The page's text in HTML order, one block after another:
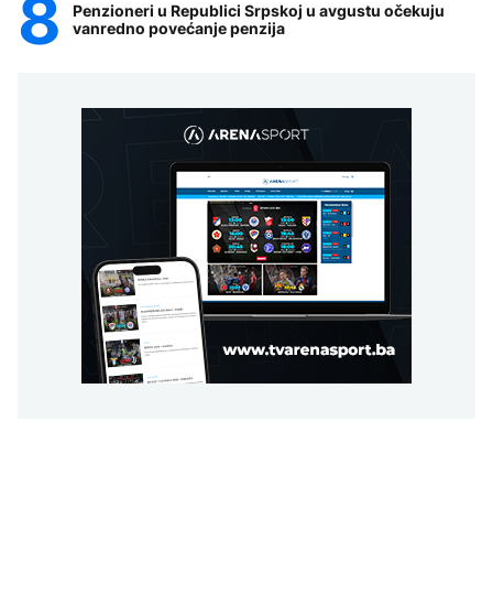
Penzioneri u Republici Srpskoj u avgustu očekuju
vanredno povećanje penzija